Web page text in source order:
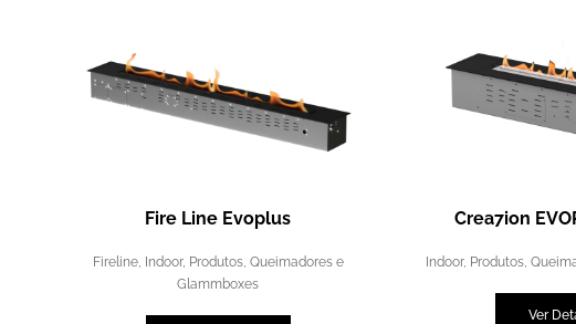
Fire Line Evoplus
Fireline, Indoor, Produtos, Queimadores e
Glammboxes
Crea7ion
Indoor, Produtos,
Ver